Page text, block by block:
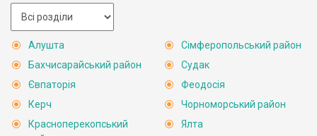
Алушта
Бахчисарайський район
Євпаторія
Керч
Красноперекопський
Сімферопольський район
Судак
Феодосія
Чорноморський район
Ялта